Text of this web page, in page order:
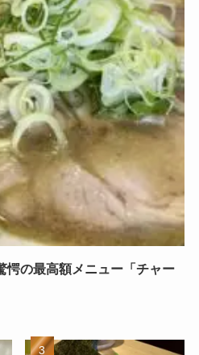
愕の最高額メニュー「チャー